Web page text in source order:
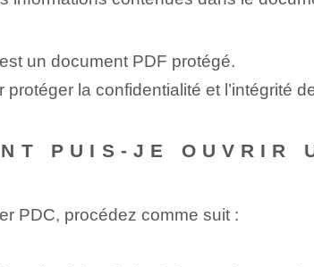
un document PDF protégé.
protéger la confidentialité et l’intégrité
PUIS-JE OUVRIR
PDC, procédez comme suit :